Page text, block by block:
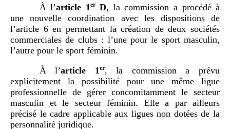
À l’article 1 er D, la commission a procédé à
une nouvelle coordination avec les dispositions de
l’article 6 en permettant la création de deux sociétés
commerciales de clubs : l’une pour le sport masculin,
l’autre pour le sport féminin.
À l’article 1 er, la commission a prévu
explicitement la possibilité pour une même ligue
professionnelle de gérer concomitamment le secteur
masculin et le secteur féminin. Elle a par ailleurs
précisé le cadre applicable aux ligues non dotées de la
personnalité juridique.